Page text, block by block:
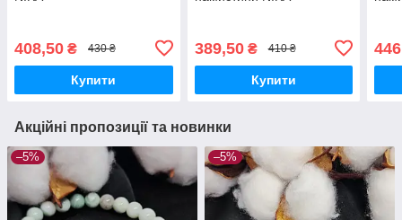
408,50 ₴ 430 ₴
Купити
389,50₴ 410 ₴
Купити
Акційні пропозиції та новинки
–5% –5%